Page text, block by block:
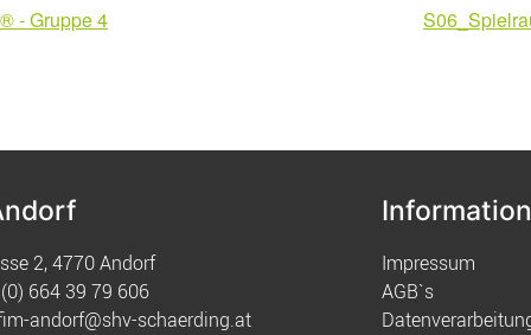
- Gruppe 4
2, 4770 Andorf
664 39 79 606
andorf@shv-schaerding.at
Impressum
AGB`s